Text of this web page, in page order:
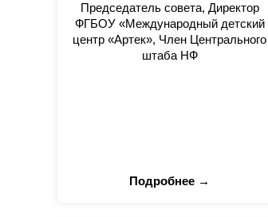
Председатель совета, Директор
ФГБОУ «Международный детский
центр «Артек», Член Центрального
штаба НФ
Подробнее →